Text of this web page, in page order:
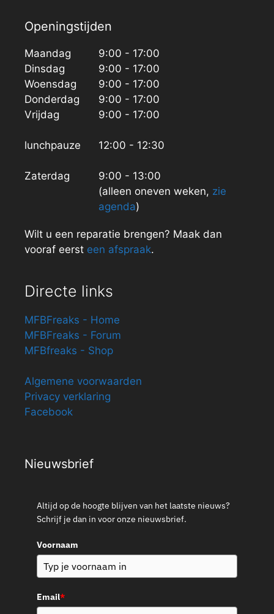
Openingstijden
Maandag
Dinsdag
Woensdag
Donderdag
Vrijdag
lunchpauze
Zaterdag
9:00 - 17:00
9:00 - 17:00
9:00 - 17:00
9:00 - 17:00
9:00 - 17:00
12:00 - 12:30
9:00 - 13:00
(alleen oneven weken, zie
agenda)
Wilt u een reparatie brengen? Maak dan
vooraf eerst een afspraak.
Directe links
MFBFreaks - Home
MFBFreaks - Forum
MFBfreaks - Shop
Algemene voorwaarden
Privacy verklaring
Facebook
Nieuwsbrief
Altijd op de hoogte blijven van het laatste nieuws?
Schrijf je dan in voor onze nieuwsbrief.
Voornaam
Email*